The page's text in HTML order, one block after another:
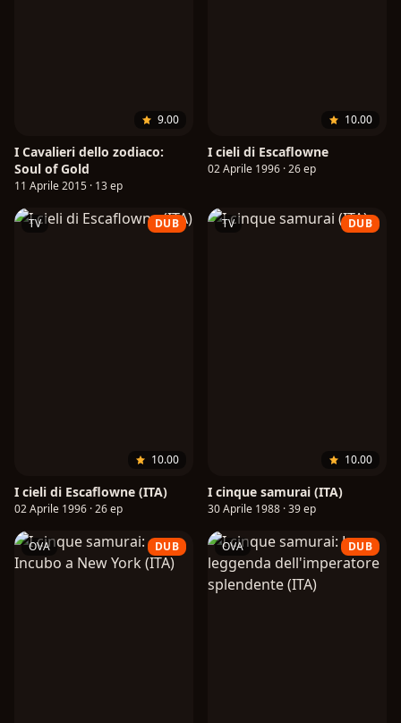
9.00
I Cavalieri dello zodiaco:
Soul of Gold
11 Aprile 2015 · 13 ep
10.00
I cieli di Escaflowne
02 Aprile 1996 · 26 ep
TV DUB
10.00
I cieli di Escaflowne (ITA)
02 Aprile 1996 · 26 ep
TV DUB
10.00
I cinque samurai (ITA)
30 Aprile 1988 · 39 ep
OVA DUB OVA DUB